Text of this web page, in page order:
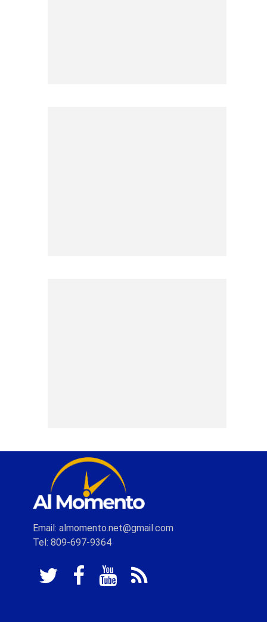
Email: almomento.net@gmail.com
Tel: 809-697-9364